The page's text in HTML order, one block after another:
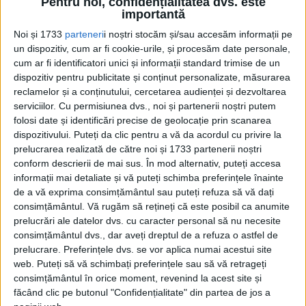
importantă
Noi și 1733 partenerii noștri stocăm și/sau accesăm informații pe
un dispozitiv, cum ar fi cookie-urile, și procesăm date personale,
cum ar fi identificatori unici și informații standard trimise de un
dispozitiv pentru publicitate și conținut personalizate, măsurarea
reclamelor și a conținutului, cercetarea audienței și dezvoltarea
serviciilor. Cu permisiunea dvs., noi și partenerii noștri putem
folosi date și identificări precise de geolocație prin scanarea
dispozitivului. Puteți da clic pentru a vă da acordul cu privire la
prelucrarea realizată de către noi și 1733 partenerii noștri
conform descrierii de mai sus. În mod alternativ, puteți accesa
informații mai detaliate și vă puteți schimba preferințele înainte
de a vă exprima consimțământul sau puteți refuza să vă dați
consimțământul. Vă rugăm să rețineți că este posibil ca anumite
prelucrări ale datelor dvs. cu caracter personal să nu necesite
consimțământul dvs., dar aveți dreptul de a refuza o astfel de
prelucrare. Preferințele dvs. se vor aplica numai acestui site
web. Puteți să vă schimbați preferințele sau să vă retrageți
consimțământul în orice moment, revenind la acest site și
făcând clic pe butonul "Confidențialitate" din partea de jos a
Srebrenica?
Crimele, devenite simbol al atrocităţilor comise în timpul
conflictului interetnic care a sfâşiat fosta Iugoslavie în...
Cea mai mare revistă de istorie din Europa!
Media KIT
PORTOFOLIU
Capital